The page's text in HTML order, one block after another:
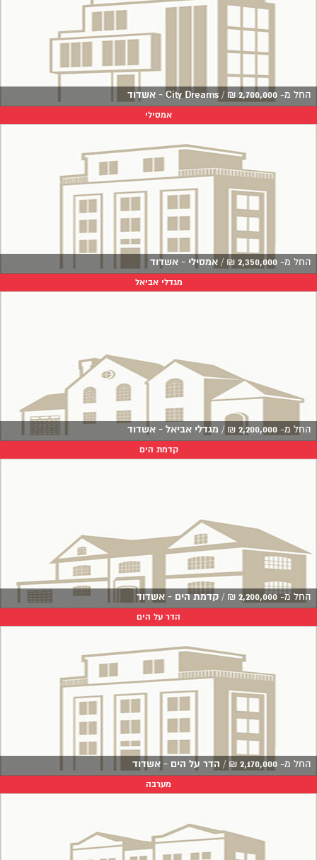
החל מ- 2,700,000
₪
/ City Dreams - אשדוד
אמסילי
החל מ- 2,350,000
₪
/ אמסילי - אשדוד
מגדלי אביאל
החל מ- 2,200,000
₪
/ מגדלי אביאל - אשדוד
קדמת הים
החל מ- 2,200,000
₪
/ קדמת הים - אשדוד
הדר על הים
החל מ- 2,170,000
₪
/ הדר על הים - אשדוד
מערבה